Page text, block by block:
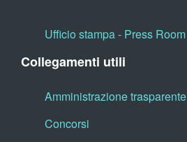
Ufficio stampa - Press Room
Collegamenti utili
Amministrazione trasparente
Concorsi